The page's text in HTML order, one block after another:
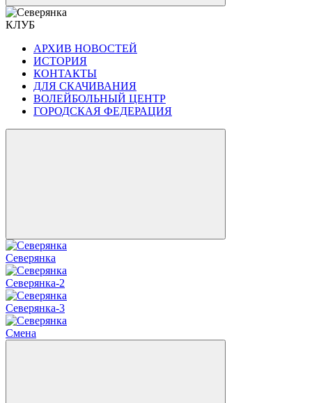
КЛУБ
АРХИВ НОВОСТЕЙ
ИСТОРИЯ
КОНТАКТЫ
ДЛЯ СКАЧИВАНИЯ
ВОЛЕЙБОЛЬНЫЙ ЦЕНТР
ГОРОДСКАЯ ФЕДЕРАЦИЯ
Северянка
Северянка-2
Северянка-3
Смена